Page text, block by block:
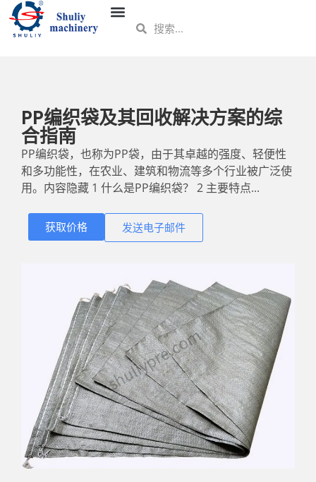
PP编织袋及其回收解决方案的综
合指南
PP编织袋，也称为PP袋，由于其卓越的强度、轻便性
和多功能性，在农业、建筑和物流等多个行业被广泛使
用。内容隐藏 1 什么是PP编织袋？ 2 主要特点...
获取价格 发送电子邮件